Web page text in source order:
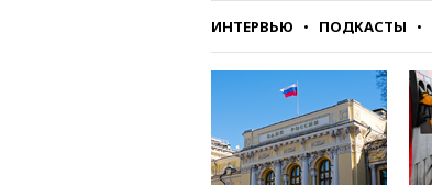
ИНТЕРВЬЮ ПОДКАСТЫ
СТИЛЬ ТЕСТЫ